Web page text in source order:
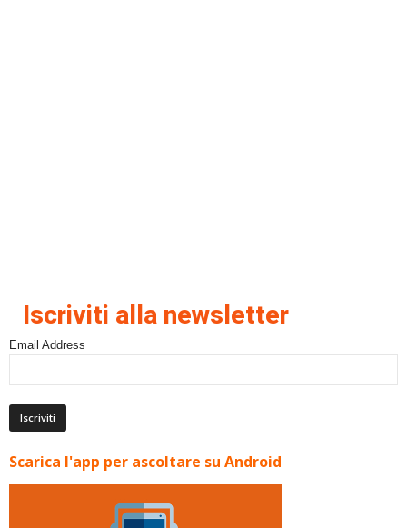
Iscriviti alla newsletter
Email Address
Scarica l'app per ascoltare su Android